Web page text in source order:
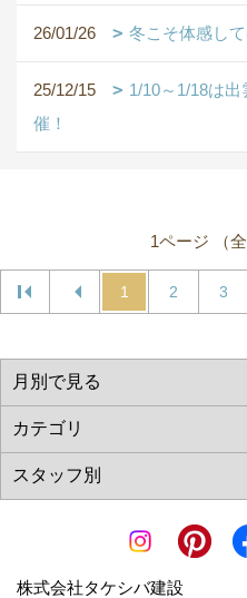
26/01/26 冬こそ体感し
25/12/15
1/10～1/18は
催！
1ページ （
1 2 3
株式会社タケシバ建設